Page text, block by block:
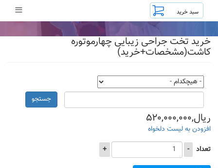
محتوای
≡
خرید تخت جراحی زیبایی چهارموتوره
کاشت(مشخصات+خرید)
جستجو
ریال,۵۲۰,۰۰۰,۰۰۰
افزودن به لیست دلخواه
تعداد
-
+